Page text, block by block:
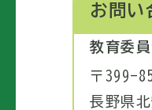
お問い
教育委
〒399-
長野県